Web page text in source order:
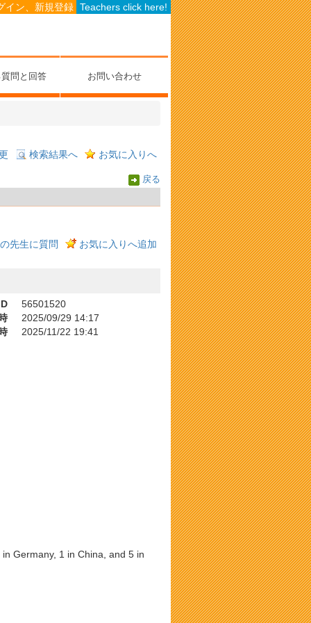
イン、新規登録 Teachers click here!
問と回答 お問い合わせ
検索結果へ お気に入りへ
戻る
先生に質問 お気に入りへ追加
56501520
2025/09/29 14:17
2025/11/22 19:41
Germany, 1 in China, and 5 in